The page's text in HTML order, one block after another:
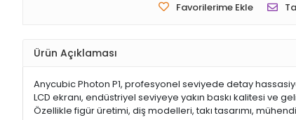
Favorilerime Ekle
Ürün Açıklaması
Anycubic Photon P1, profesyonel seviyede detay
LCD ekranı, endüstriyel seviyeye yakın baskı kalitesi
Özellikle figür üretimi, diş modelleri, takı tasarımı,